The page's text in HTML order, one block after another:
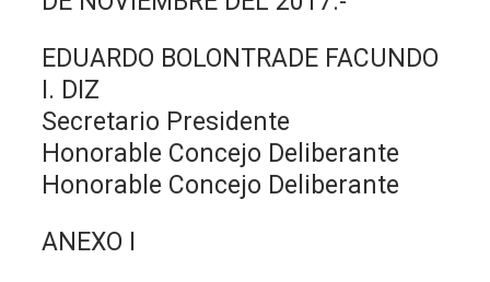
EDUARDO BOLONTRADE FACUNDO
I. DIZ
Secretario Presidente
Honorable Concejo Deliberante
Honorable Concejo Deliberante
ANEXO I